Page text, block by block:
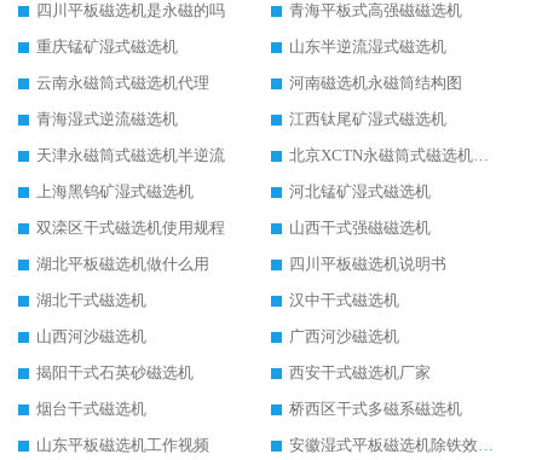
四川平板磁选机是永磁的吗
青海平板式高强磁磁选机
重庆锰矿湿式磁选机
山东半逆流湿式磁选机
云南永磁筒式磁选机代理
河南磁选机永磁筒结构图
青海湿式逆流磁选机
江西钛尾矿湿式磁选机
天津永磁筒式磁选机半逆流
北京XCTN永磁筒式磁选机磁块位置
上海黑钨矿湿式磁选机
河北锰矿湿式磁选机
双滦区干式磁选机使用规程
山西干式强磁磁选机
湖北平板磁选机做什么用
四川平板磁选机说明书
湖北干式磁选机
汉中干式磁选机
山西河沙磁选机
广西河沙磁选机
揭阳干式石英砂磁选机
西安干式磁选机厂家
烟台干式磁选机
桥西区干式多磁系磁选机
山东平板磁选机工作视频
安徽湿式平板磁选机除铁效果怎么样